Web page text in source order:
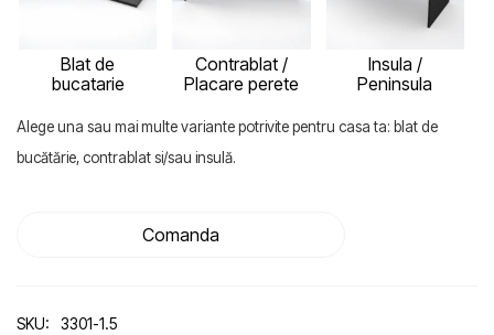
Blat de
bucatarie
Contrablat /
Placare perete
Insula /
Peninsula
Alege una sau mai multe variante potrivite pentru casa ta: blat de
bucătărie, contrablat si/sau insulă.
Comanda
SKU: 3301-1.5